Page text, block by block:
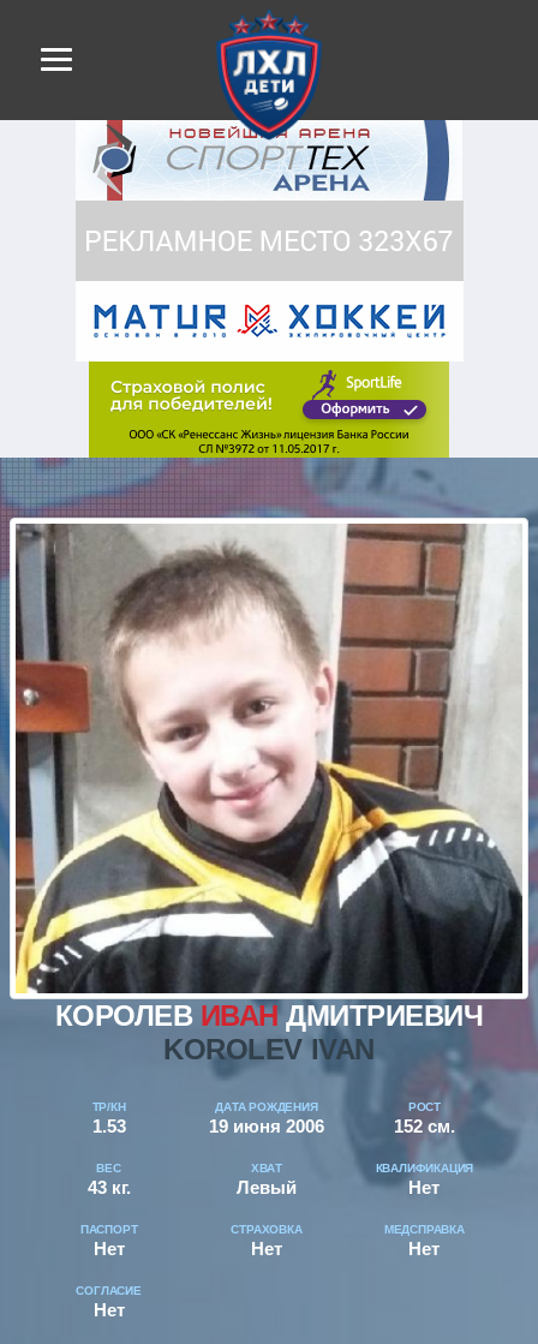
КОРОЛЕВ ИВАНДМИТРИЕВИЧ
KOROLEV IVAN
ТР/КН
1.53
ДАТА РОЖДЕНИЯ
19 июня 2006
РОСТ
152 см.
ВЕС
43 кг.
ХВАТ
Левый
КВАЛИФИКАЦИЯ
Нет
ПАСПОРТ
Нет
СТРАХОВКА
Нет
МЕДСПРАВКА
Нет
СОГЛАСИЕ
Нет